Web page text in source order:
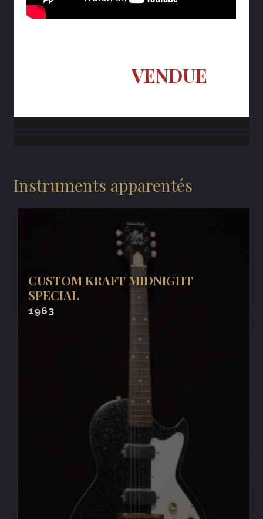
VENDUE
Instruments apparentés
CUSTOM KRAFT MIDNIGHT
SPECIAL
1963